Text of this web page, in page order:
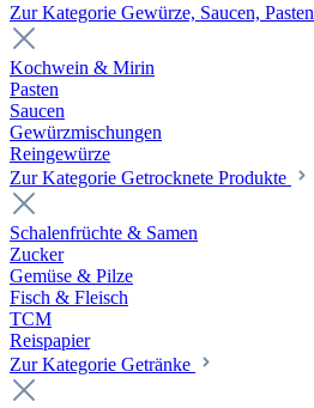
Zur Kategorie Gewürze, Saucen, Pasten
Kochwein & Mirin
Pasten
Saucen
Gewürzmischungen
Reingewürze
Zur Kategorie Getrocknete Produkte
Schalenfrüchte & Samen
Zucker
Gemüse & Pilze
Fisch & Fleisch
TCM
Reispapier
Zur Kategorie Getränke